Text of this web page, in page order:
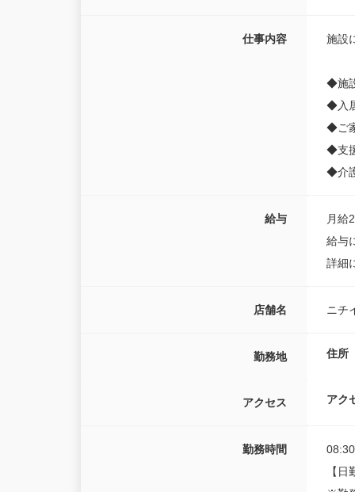
仕事内容 施設
◆施
◆入
◆ご
◆支
◆介
給与
月給
給与
詳細
店舗名 ニチ
勤務地 住所
アクセス アク
勤務時間
【